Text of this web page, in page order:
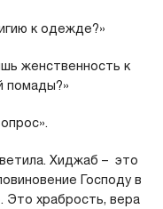
к одежде?»
женственность к
помады?»
Хиджаб – это
Господу в
Это храбрость, вера